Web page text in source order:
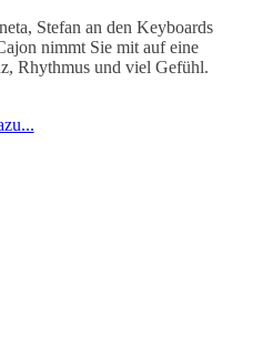
Stefan an den Keyboards
nimmt Sie mit auf eine
Rhythmus und viel Gefühl.